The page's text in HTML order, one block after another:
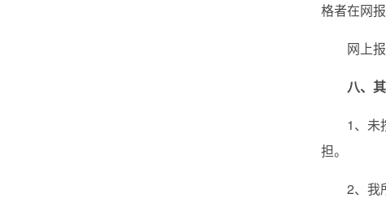
格者在网
网上
八、
1、 未
担。
2、我